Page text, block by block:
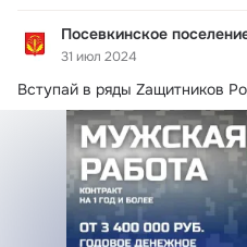
Посевкинское
31 июл 2024
Вступай в ряды Zащитников